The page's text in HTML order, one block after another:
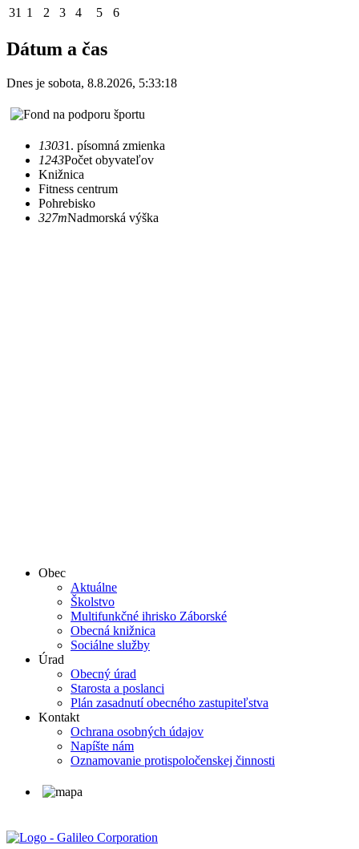
31 1 2 3 4 5 6
Dátum a čas
Dnes je sobota, 8.8.2026, 5:33:18
13031. písomná zmienka
1243Počet obyvateľov
Knižnica
Fitness centrum
Pohrebisko
327mNadmorská výška
Obec
Aktuálne
Školstvo
Multifunkčné ihrisko Záborské
Obecná knižnica
Sociálne služby
Úrad
Obecný úrad
Starosta a poslanci
Plán zasadnutí obecného zastupiteľstva
Kontakt
Ochrana osobných údajov
Napíšte nám
Oznamovanie protispoločenskej činnosti